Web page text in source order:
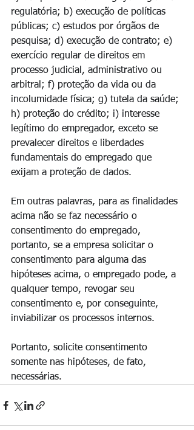
regulatória; b) execução de políticas
públicas; c) estudos por órgãos de
pesquisa; d) execução de contrato; e)
exercício regular de direitos em
processo judicial, administrativo ou
arbitral; f) proteção da vida ou da
incolumidade física; g) tutela da saúde;
h) proteção do crédito; i) interesse
legítimo do empregador, exceto se
prevalecer direitos e liberdades
fundamentais do empregado que
exijam a proteção de dados.
Em outras palavras, para as finalidades
acima não se faz necessário o
consentimento do empregado,
portanto, se a empresa solicitar o
consentimento para alguma das
hipóteses acima, o empregado pode, a
qualquer tempo, revogar seu
consentimento e, por conseguinte,
inviabilizar os processos internos.
Portanto, solicite consentimento
somente nas hipóteses, de fato,
necessárias.